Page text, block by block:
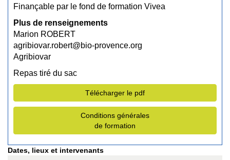
Finançable par le fond de formation Vivea
Plus de renseignements
Marion ROBERT
agribiovar.robert@bio-provence.org
Agribiovar
Repas tiré du sac
Télécharger le pdf
Conditions générales
de formation
Dates, lieux et intervenants